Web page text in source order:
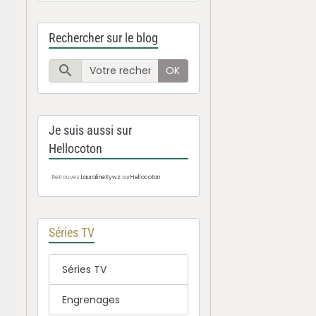
Rechercher sur le blog
OK
Je suis aussi sur
Hellocoton
RetrouvezLauralineXywz surHellocoton
Séries TV
Séries TV
Engrenages